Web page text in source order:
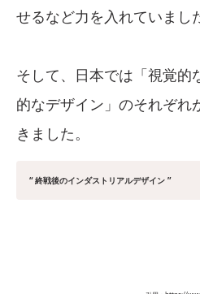
せるなど力を入れていまし
そして、日本では「視覚的
的なデザイン」のそれぞれ
きました。
“ 終戦後のインダストリアルデザイン ”